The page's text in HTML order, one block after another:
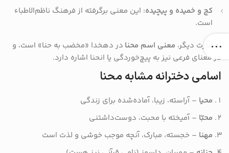
کج و خمیده و پیچیده: این معنی برگرفته از فرهنگ ناظم‌الاطباء
است.
به‌عبارت دیگر، معنی اسم محنا در دهخدا «مخضب به حنا» است، و
در معنای فرعی نیز به پیچ‌خوردگی یا انحنا اشاره دارد.
اسامی دخترانه مشابه محنا
محیا – آراسته، زیبا، آماده‌شده برای زندگی
محبّا – آمیخته با محبت، دوست‌داشتنی
مهنا – خجسته، مبارک، آنچه موجب خوشی و لذت است